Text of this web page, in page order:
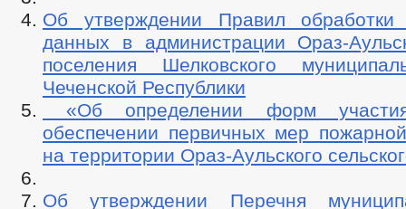
Об утверждении Правил обработки
данных в администрации Ораз-
поселения Шелковского
Чеченской Республики
«Об определении форм
обеспечении первичных мер
на территории Ораз-Аульского
Об утверждении Перечня